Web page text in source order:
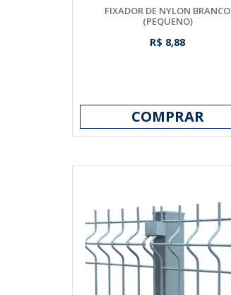
FIXADOR DE NYLON BRANCO
(PEQUENO)
R$ 8,88
COMPRAR